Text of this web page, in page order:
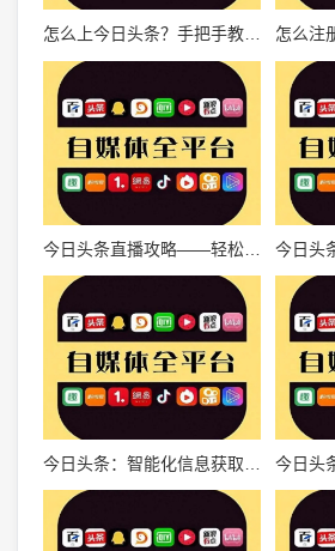
怎么上今日头条？手把手教你成为自媒体大咖！
今日头条直播攻略——轻松开启直播新时代